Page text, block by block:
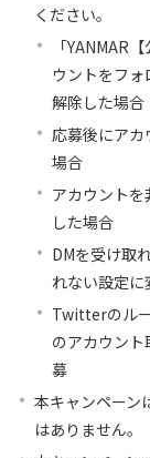
ください。
「YANMAR
ウントをフ
解除した場合
応募後にアカ
場合
アカウント
した場合
DMを受け取
れない設定
Twitterのル
のアカウン
募
本キャンペーン
はありません。